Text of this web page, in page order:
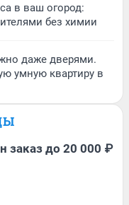
в ваш огород:
без химии
даже дверями.
умную квартиру в
заказ до 20 000 ₽